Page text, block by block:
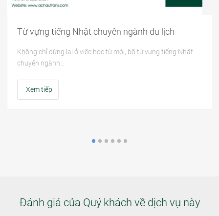
Từ vựng tiếng Nhật chuyên ngành du lịch
Không chỉ dừng lại ở việc học từ mới, bộ từ vựng tiếng Nhật
chuyên ngành…
Xem tiếp
Đánh giá của Quý khách về dịch vụ này